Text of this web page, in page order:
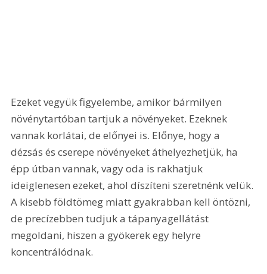
Ezeket vegyük figyelembe, amikor bármilyen
növénytartóban tartjuk a növényeket. Ezeknek
vannak korlátai, de előnyei is. Előnye, hogy a
dézsás és cserepe növényeket áthelyezhetjük, ha
épp útban vannak, vagy oda is rakhatjuk
ideiglenesen ezeket, ahol díszíteni szeretnénk velük.
A kisebb földtömeg miatt gyakrabban kell öntözni,
de precízebben tudjuk a tápanyagellátást
megoldani, hiszen a gyökerek egy helyre
koncentrálódnak.